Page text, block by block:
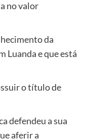
no valor
da
Luanda e que está
o título de
defendeu a sua
aferir a